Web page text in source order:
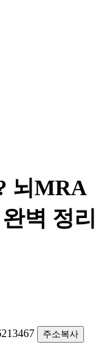
뇌MRA
벽 정리
주소복사